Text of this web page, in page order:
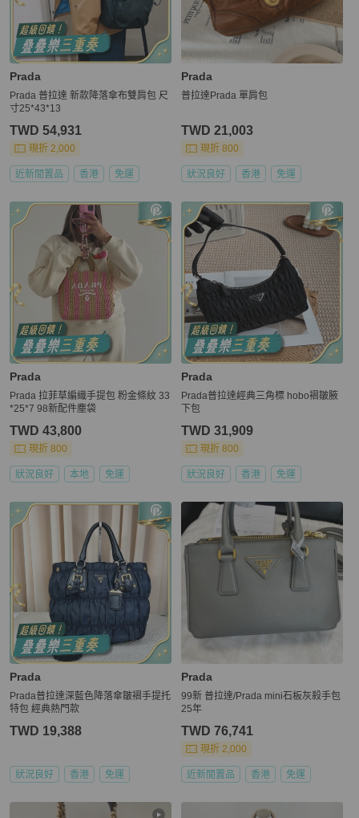
Prada
Prada 普拉達 新款降落傘布雙肩包 尺
寸25*43*13
TWD 54,931
現折 2,000
近新閒置品 香港 免運
Prada
普拉達Prada 單肩包
TWD 21,003
現折 800
狀況良好 香港 免運
Prada
️Prada 拉菲草編織手提包 粉金條紋 33
*25*7 98新配件塵袋
TWD 43,800
現折 800
狀況良好 本地 免運
Prada
Prada普拉達經典三角標 hobo褶皺腋
下包
TWD 31,909
現折 800
狀況良好 香港 免運
Prada
Prada普拉達深藍色降落傘皺褶手提托
特包 經典熱門款
TWD 19,388
狀況良好 香港 免運
Prada
99新 普拉達/Prada mini石板灰殺手包
25年
TWD 76,741
現折 2,000
近新閒置品 香港 免運